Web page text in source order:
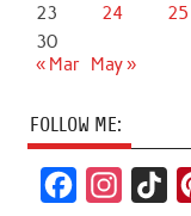
23
24 25
30
« Mar May »
FOLLOW ME: